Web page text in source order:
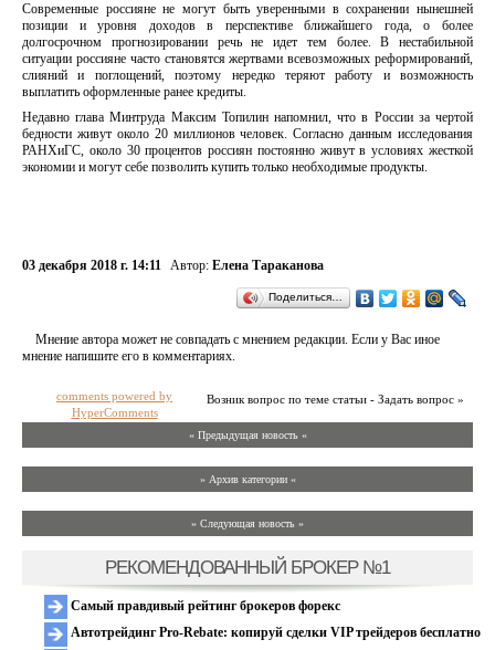
Современные россияне не могут быть уверенными в сохранении нынешней
позиции и уровня доходов в перспективе ближайшего года, о более
долгосрочном прогнозировании речь не идет тем более. В нестабильной
ситуации россияне часто становятся жертвами всевозможных реформирований,
слияний и поглощений, поэтому нередко теряют работу и возможность
выплатить оформленные ранее кредиты.
Недавно глава Минтруда Максим Топилин напомнил, что в России за чертой
бедности живут около 20 миллионов человек. Согласно данным исследования
РАНХиГС, около 30 процентов россиян постоянно живут в условиях жесткой
экономии и могут себе позволить купить только необходимые продукты.
03 декабря 2018 г. 14:11 Автор: Елена Тараканова
Поделиться…
Мнение автора может не совпадать с мнением редакции. Если у Вас иное
мнение напишите его в комментариях.
Возник вопрос по теме статьи - Задать вопрос »
comments powered by
HyperComments
« Предыдущая новость «
» Архив категории «
» Следующая новость »
РЕКОМЕНДОВАННЫЙ БРОКЕР №1
Самый правдивый рейтинг брокеров форекс
Автотрейдинг Pro-Rebate: копируй сделки VIP трейдеров бесплатно